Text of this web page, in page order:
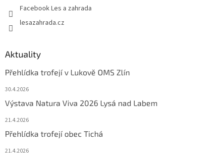
Facebook Les a zahrada
lesazahrada.cz
Aktuality
Přehlídka trofejí v Lukově OMS Zlín
30.4.2026
Výstava Natura Viva 2026 Lysá nad Labem
21.4.2026
Přehlídka trofejí obec Tichá
21.4.2026